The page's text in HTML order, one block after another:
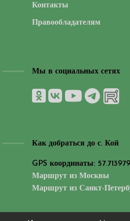
Контакты
Правообладателям
Мы в социальных сетях
Как добраться до с. Кой
GPS координаты:
Маршрут из Москвы
Маршрут из Санкт-